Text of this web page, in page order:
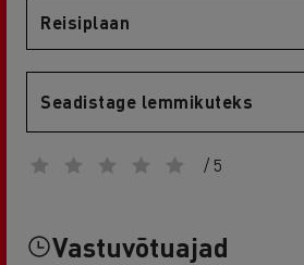
Reisiplaan
Seadistage lemmikuteks
/ 5
Vastuvõtuajad